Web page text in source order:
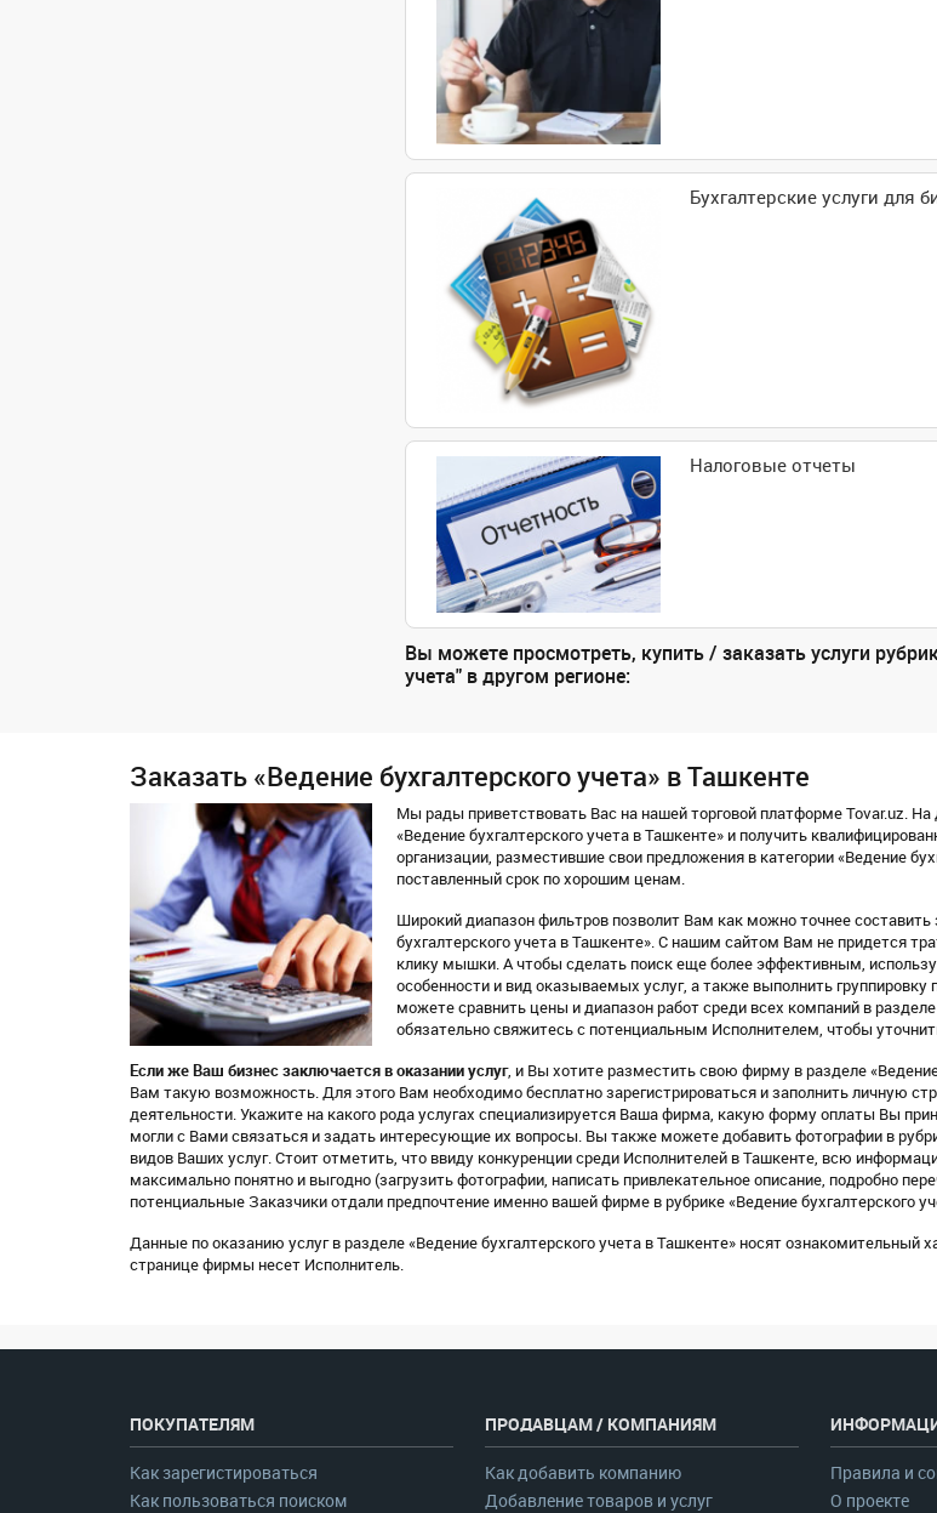
Бухгалтерские услуги для
Налоговые отчеты
Вы можете просмотреть, купить / заказать услуги
учета" в другом регионе:
Заказать «Ведение бухгалтерского учета» в Ташкенте
Мы рады приветствовать Вас на нашей торговой платформе Tovar.uz.
«Ведение бухгалтерского учета в Ташкенте» и получить
организации, разместившие свои предложения в категории «Ведение
поставленный срок по хорошим ценам.
Широкий диапазон фильтров позволит Вам как можно точнее
бухгалтерского учета в Ташкенте». С нашим сайтом Вам не придется
клику мышки. А чтобы сделать поиск еще более эффективным,
особенности и вид оказываемых услуг, а также выполнить
можете сравнить цены и диапазон работ среди всех компаний в
обязательно свяжитесь с потенциальным Исполнителем, чтобы
Если же Ваш бизнес заключается в оказании услуг, и Вы хотите разместить свою фирму в разделе
Вам такую возможность. Для этого Вам необходимо бесплатно зарегистрироваться и заполнить личную
деятельности. Укажите на какого рода услугах специализируется Ваша фирма, какую форму оплаты Вы
могли с Вами связаться и задать интересующие их вопросы. Вы также можете добавить фотографии в
видов Ваших услуг. Стоит отметить, что ввиду конкуренции среди Исполнителей в Ташкенте, всю
максимально понятно и выгодно (загрузить фотографии, написать привлекательное описание, подробно
потенциальные Заказчики отдали предпочтение именно вашей фирме в рубрике «Ведение бухгалтерского
Данные по оказанию услуг в разделе «Ведение бухгалтерского учета в Ташкенте» носят
странице фирмы несет Исполнитель.
ПОКУПАТЕЛЯМ
Как зарегистироваться
Как пользоваться поиском
ПРОДАВЦАМ / КОМПАНИЯМ
Как добавить компанию
Добавление товаров и услуг
Правила и
О проекте